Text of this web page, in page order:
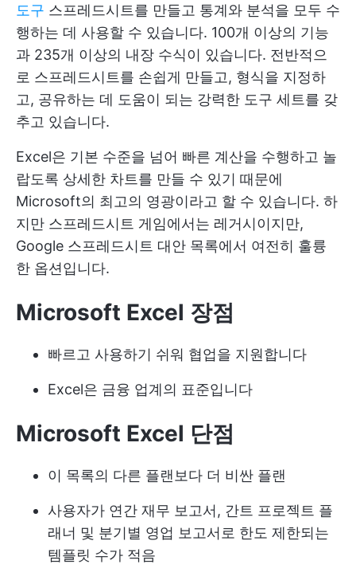
도구 스프레드시트를 만들고 통계와 분석을 모두 수
행하는 데 사용할 수 있습니다. 100개 이상의 기능
과 235개 이상의 내장 수식이 있습니다. 전반적으
로 스프레드시트를 손쉽게 만들고, 형식을 지정하
고, 공유하는 데 도움이 되는 강력한 도구 세트를 갖
추고 있습니다.
Excel은 기본 수준을 넘어 빠른 계산을 수행하고 놀
랍도록 상세한 차트를 만들 수 있기 때문에
Microsoft의 최고의 영광이라고 할 수 있습니다. 하
지만 스프레드시트 게임에서는 레거시이지만,
Google 스프레드시트 대안 목록에서 여전히 훌륭
한 옵션입니다.
Microsoft Excel 장점
빠르고 사용하기 쉬워 협업을 지원합니다
Excel은 금융 업계의 표준입니다
Microsoft Excel 단점
이 목록의 다른 플랜보다 더 비싼 플랜
사용자가 연간 재무 보고서, 간트 프로젝트 플
래너 및 분기별 영업 보고서로 한도 제한되는
템플릿 수가 적음